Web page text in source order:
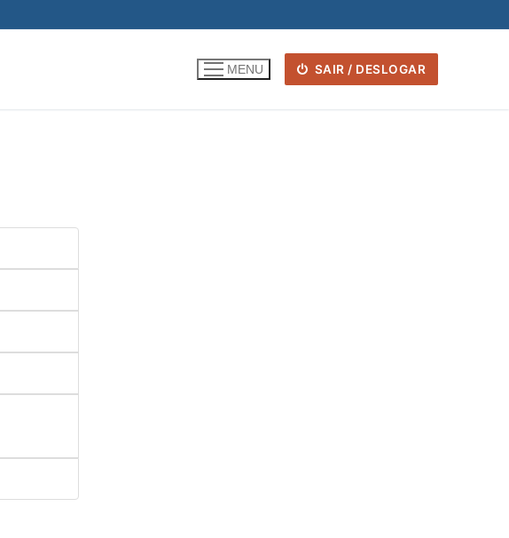
MENU SAIR / DESLOGAR